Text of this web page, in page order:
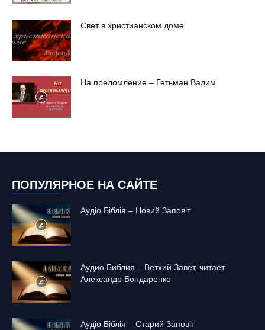
Свет в христианском доме
На преломление – Гетьман Вадим
ПОПУЛЯРНОЕ НА САЙТЕ
Аудіо Біблія – Новий Заповіт
Аудио Библия – Ветхий Завет, читает
Александр Бондаренко
Аудіо Біблія – Старий Заповіт